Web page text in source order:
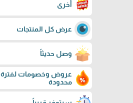
أخرى
عرض كل المنتجات
وصل حديثاً
عروض وخصومات لفترة
محدودة